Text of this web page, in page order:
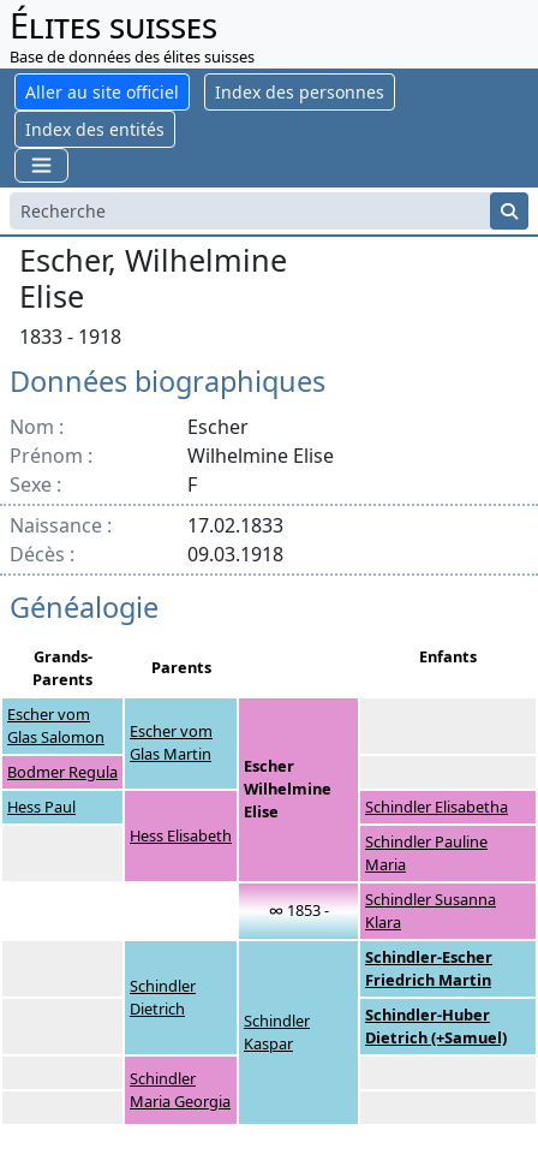
Élites suisses
Base de données des élites suisses
Aller au site officiel
Index des personnes
Index des entités
Escher, Wilhelmine
Elise
1833 - 1918
Données biographiques
Nom :
Escher
Prénom :
Wilhelmine Elise
Sexe :
F
Naissance :
17.02.1833
Décès :
09.03.1918
Généalogie
Grands-
Parents
Parents Enfants
Escher vom
Glas Salomon
Escher vom
Glas Martin
Escher
Wilhelmine
Elise
Bodmer Regula
Hess Paul
Hess Elisabeth
Schindler Elisabetha
Schindler Pauline
Maria
∞ 1853 -
Schindler Susanna
Klara
Schindler
Dietrich
Schindler
Kaspar
Schindler-Escher
Friedrich Martin
Schindler-Huber
Dietrich (+Samuel)
Schindler
Maria Georgia